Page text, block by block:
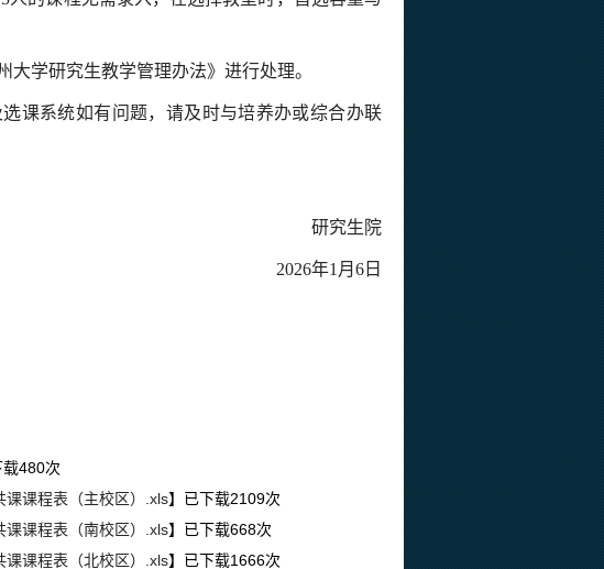
学研究生教学管理办法》进行处理。
课系统如有问题，请及时与培养办或综合办联
研究生院
2026年1月6日
载480次
课课程表（主校区）.xls】已下载2109次
课课程表（南校区）.xls】已下载668次
课课程表（北校区）.xls】已下载1666次